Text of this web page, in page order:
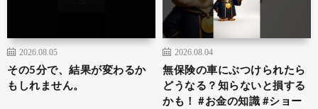
2026.08.05
その5分で、結果が変わるか
もしれません。
2026.08.04
無保険の車にぶつけられたら
どうなる？知らないと損する
かも！ #お金の知識 #ショー